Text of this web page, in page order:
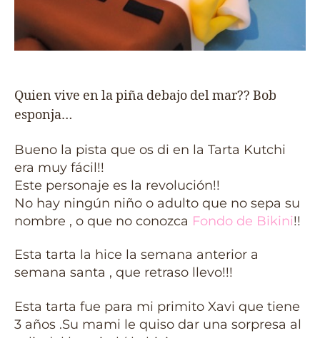
Quien vive en la piña debajo del mar?? Bob
esponja…
Bueno la pista que os di en la Tarta Kutchi
era muy fácil!!
Este personaje es la revolución!!
No hay ningún niño o adulto que no sepa su
nombre , o que no conozca Fondo de Bikini!!
Esta tarta la hice la semana anterior a
semana santa , que retraso llevo!!!
Esta tarta fue para mi primito Xavi que tiene
3 años .Su mami le quiso dar una sorpresa al